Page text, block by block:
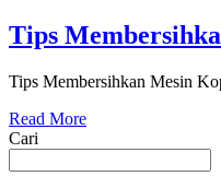
Tips
Tips Membersihkan Mesin
Read More
Cari